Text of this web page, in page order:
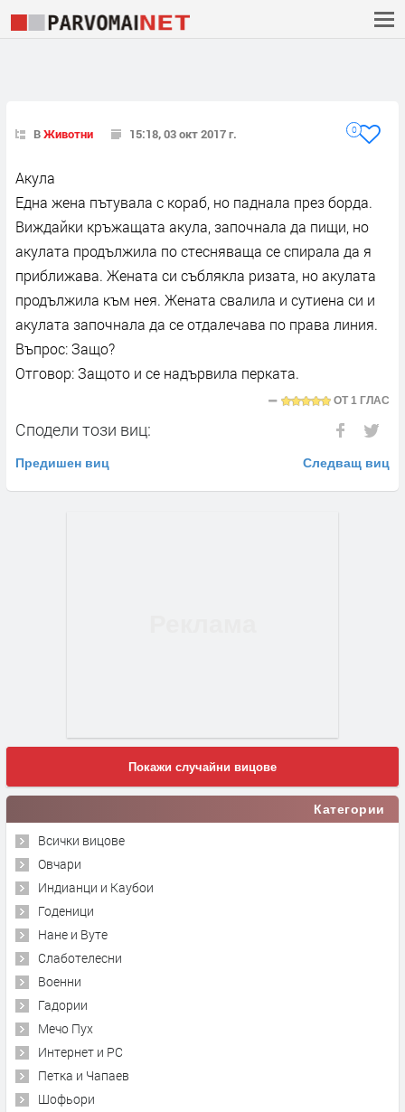
ВЖивотни 15:18, 03 окт 2017 г. 0
Акула
Една жена пътувала с кораб, но паднала през борда.
Виждайки кръжащата акула, започнала да пищи, но
акулата продължила по стесняваща се спирала да я
приближава. Жената си съблякла ризата, но акулата
продължила към нея. Жената свалила и сутиена си и
акулата започнала да се отдалечава по права линия.
Въпрос: Защо?
Отговор: Защото и се надървила перката.
ОТ1 ГЛАС
Сподели този виц:
Предишен виц Следващ виц
Покажи случайни вицове
Категории
Всички вицове
Овчари
Индианци и Каубои
Годеници
Нане и Вуте
Слаботелесни
Военни
Гадории
Мечо Пух
Интернет и PC
Петка и Чапаев
Шофьори